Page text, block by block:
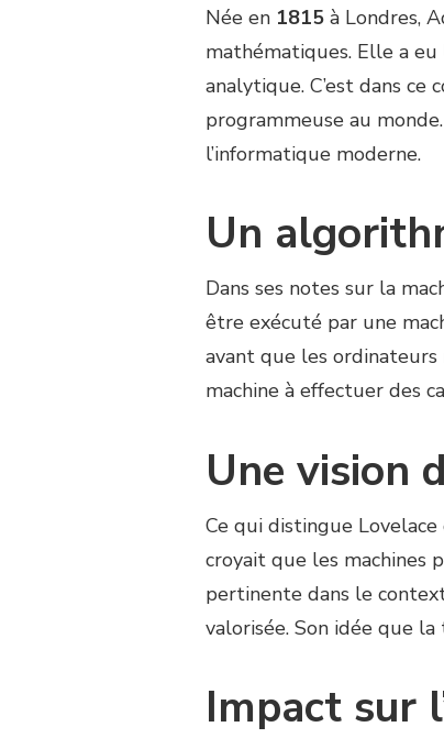
Née en 1815 à Londres,
mathématiques. Elle a eu
analytique. C’est dans
programmeuse au
l’informatique moderne.
Un
Dans ses notes sur la
être exécuté par une
avant que les
machine à effectuer des
Une vision
Ce qui distingue Lovelace
croyait que les machines
pertinente dans le
valorisée. Son idée que
Impact sur